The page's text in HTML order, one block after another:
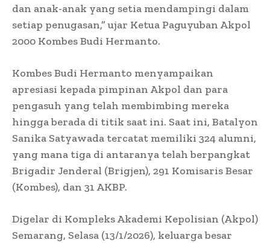
dan anak-anak yang setia mendampingi dalam
setiap penugasan,” ujar Ketua Paguyuban Akpol
2000 Kombes Budi Hermanto.
Kombes Budi Hermanto menyampaikan
apresiasi kepada pimpinan Akpol dan para
pengasuh yang telah membimbing mereka
hingga berada di titik saat ini. Saat ini, Batalyon
Sanika Satyawada tercatat memiliki 324 alumni,
yang mana tiga di antaranya telah berpangkat
Brigadir Jenderal (Brigjen), 291 Komisaris Besar
(Kombes), dan 31 AKBP.
Digelar di Kompleks Akademi Kepolisian (Akpol)
Semarang, Selasa (13/1/2026), keluarga besar